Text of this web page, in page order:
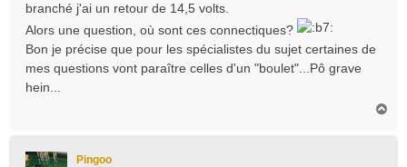
branché j'ai un retour de 14,5 volts.
Alors une question, où sont ces connectiques?
Bon je précise que pour les spécialistes du sujet certaines de
mes questions vont paraître celles d'un "boulet"...Pô grave
hein...
Pingoo